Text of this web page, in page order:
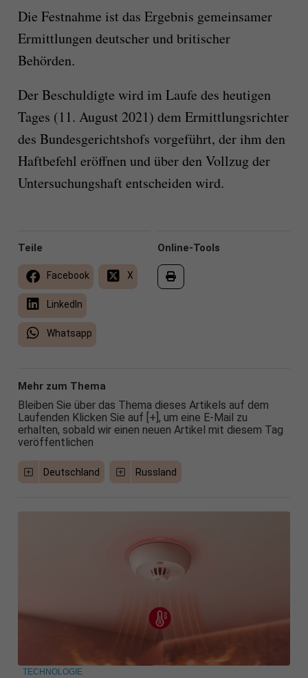
Die Festnahme ist das Ergebnis gemeinsamer
Ermittlungen deutscher und britischer
Behörden.
Der Beschuldigte wird im Laufe des heutigen
Tages (11. August 2021) dem Ermittlungsrichter
des Bundesgerichtshofs vorgeführt, der ihm den
Haftbefehl eröffnen und über den Vollzug der
Untersuchungshaft entscheiden wird.
Online-Tools
Teile
Facebook X
LinkedIn
Whatsapp
Mehr zum Thema
Bleiben Sie über das Thema dieses Artikels auf dem
Laufenden Klicken Sie auf [+], um eine E-Mail zu
erhalten, sobald wir einen neuen Artikel mit diesem Tag
veröffentlichen
Deutschland Russland
TECHNOLOGIE